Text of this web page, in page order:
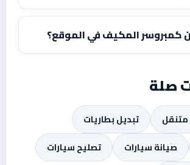
كمبروسر المكيف في الموقع؟
صلة
متنقل
تبديل بطاريات
صيانة سيارات
تصليح سيارات